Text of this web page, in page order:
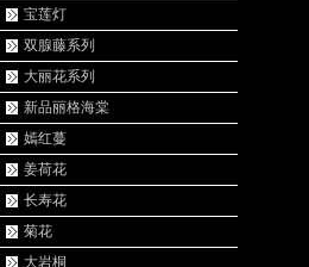
宝莲灯
双腺藤系列
大丽花系列
新品丽格海棠
嫣红蔓
姜荷花
长寿花
菊花
大岩桐